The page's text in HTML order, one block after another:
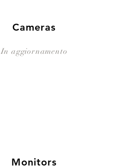
Cameras
In aggiornamento
Monitors